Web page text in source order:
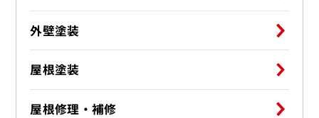
外壁塗装
屋根塗装
屋根修理・補修